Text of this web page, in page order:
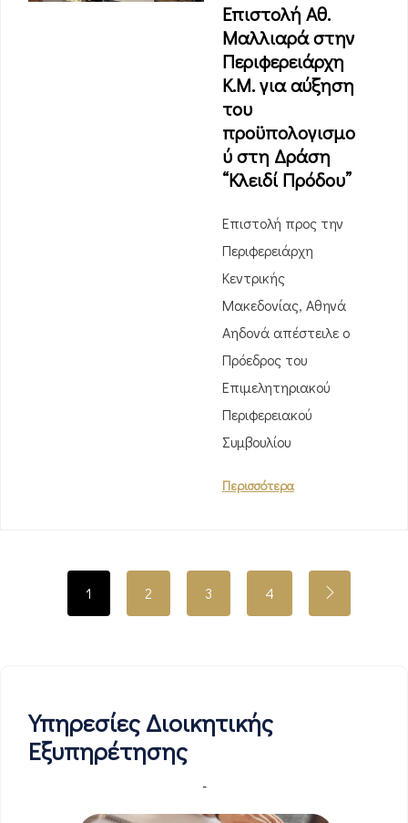
Επιστολή Αθ.
Μαλλιαρά στην
Περιφερειάρχη
Κ.Μ. για αύξηση
του
προϋπολογισμο
ύ στη Δράση
“Κλειδί Πρόδου”
Επιστολή προς την
Περιφερειάρχη
Κεντρικής
Μακεδονίας, Αθηνά
Αηδονά απέστειλε ο
Πρόεδρος του
Επιμελητηριακού
Περιφερειακού
Συμβουλίου
Περισσότερα
1 2 3 4
Υπηρεσίες Διοικητικής
Εξυπηρέτησης
-